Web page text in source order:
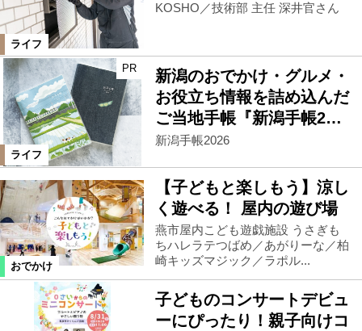
ライフ
KOSHO／技術部 主任 深井官さん
ライフ
PR
新潟のおでかけ・グルメ・
お役立ち情報を詰め込んだ
ご当地手帳『新潟手帳2…
新潟手帳2026
おでかけ
【子どもと楽しもう】涼し
く遊べる！ 屋内の遊び場
燕市屋内こども遊戯施設 うさぎも
ちハレラテつばめ／あがりーな／柏
崎キッズマジック／ラポル...
子どものコンサートデビュ
ーにぴったり！親子向けコ